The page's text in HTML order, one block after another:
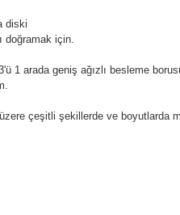
diski
doğramak için.
1 arada geniş ağızlı besleme
çeşitli şekillerde ve boyutlarda